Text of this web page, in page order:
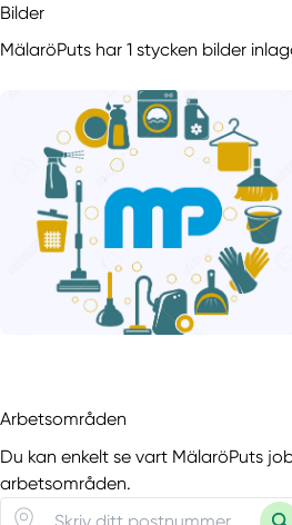
Bilder
MälaröPuts har 1 stycken bilder
Arbetsområden
Du kan enkelt se vart MälaröPuts
arbetsområden.